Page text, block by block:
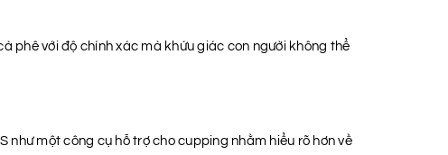
phê với độ chính xác mà khứu giác con người không thể
một công cụ hỗ trợ cho cupping nhằm hiểu rõ hơn về